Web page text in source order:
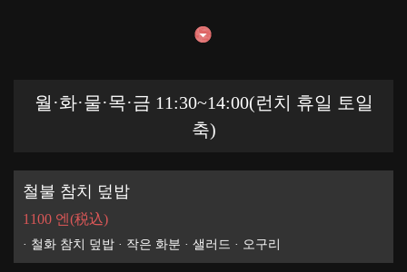
월·화·물·목·금 11:30~14:00(런치 휴일 토일
축)
철불 참치 덮밥
1100 엔 (税込)
· 철화 참치 덮밥 · 작은 화분 · 샐러드 · 오구리